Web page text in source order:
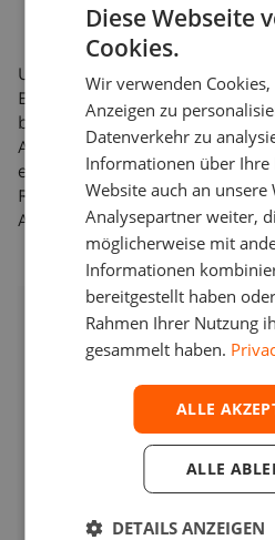
Unser Team für dieses Projekt
Entwicklern, die die Aufgabe in
bewältigten und zwei native
Anwendungen rund um den
entwickelten. Diese effiziente
Ressourcenbedarf für
Anwendungen auf.
Diese Webseite
Cookies.
Wir verwenden
Anzeigen zu
Datenverkehr zu
Informationen über Ihre
Website auch an unsere
Analysepartner weiter,
möglicherweise mit
Informationen
bereitgestellt haben
Rahmen Ihrer Nutzung
gesammelt haben.
ALLE
ALLE
DETAILS ANZEIGEN